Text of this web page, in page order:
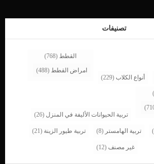
تصنيفات
أنواع الكلاب (229)
القطط (768)
امراض القطط (488)
تربية الحيوانات الأليفة في المنزل (26)
تربية الهامستر (8) تربية طيور الزينة (21)
غير مصنف (12)